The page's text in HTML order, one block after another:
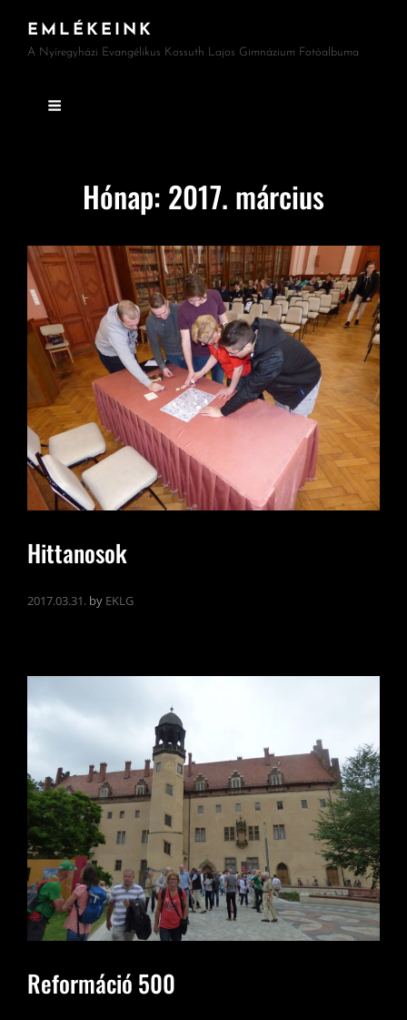
EMLÉKEINK
A Nyíregyházi Evangélikus Kossuth Lajos Gimnázium Fotóalbuma
Hónap: 2017. március
Hittanosok
2017.03.31. by EKLG
Reformáció 500